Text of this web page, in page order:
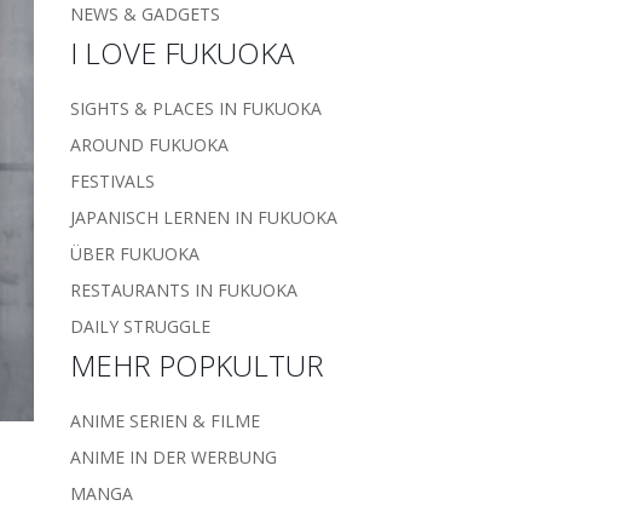
NEWS & GADGETS
I LOVE FUKUOKA
SIGHTS & PLACES IN FUKUOKA
AROUND FUKUOKA
FESTIVALS
JAPANISCH LERNEN IN FUKUOKA
ÜBER FUKUOKA
RESTAURANTS IN FUKUOKA
DAILY STRUGGLE
MEHR POPKULTUR
ANIME SERIEN & FILME
ANIME IN DER WERBUNG
MANGA